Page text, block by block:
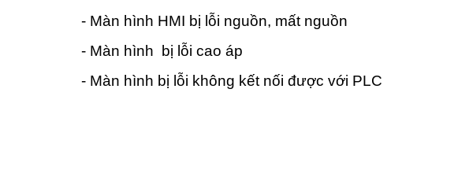
- Màn hình HMI bị lỗi nguồn, mất nguồn
- Màn hình bị lỗi cao áp
- Màn hình bị lỗi không kết nối được với PLC